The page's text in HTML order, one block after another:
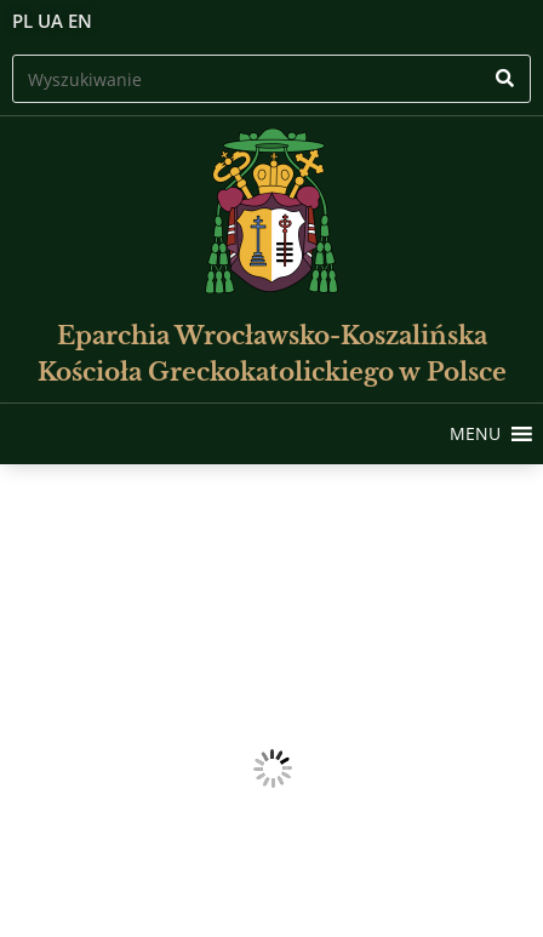
PL UA EN
Eparchia Wrocławsko-Koszalińska
Kościoła Greckokatolickiego w Polsce
MENU